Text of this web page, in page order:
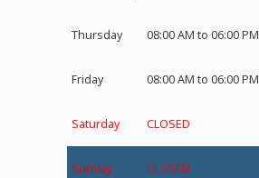
Thursday 08:00 AM to 06:00 PM
Friday 08:00 AM to 06:00 PM
Saturday CLOSED
Sunday CLOSED